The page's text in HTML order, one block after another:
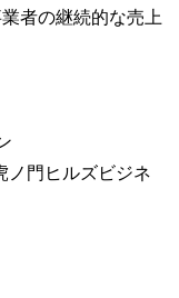
者の継続的な売上
ノ門ヒルズビジネ